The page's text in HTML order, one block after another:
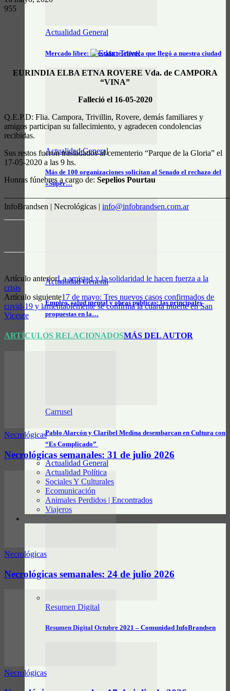
Actualidad General
Mercado libre: la estafa telefónica que llegó a nuestra ciudad
Actualidad General
Más de 100 organizaciones solicitan al Senado el rechazo del
«Súper…
Actualidad General
Empleo, salud mental y obras públicas: las principales
propuestas en la…
Carrusel
Pablo Alarcón y Claribel Medina desembarcan en Cultura con
“Es Complicado”
Actualidad General
Actualidad Política
Sociales Y Culturales
Ecomunicación
Animales Perdidos | Encontrados
Viajeros
Resumen Digital
Resumen Digital Octubre 2021 – Comunidad InfoBrandsen
955
EURINDIA ELBA ETNA ROVERE Vda. de CAMPORA
“VINA”
Falleció el 16-05-2020
Q.E.P.D: Flia. Campora, Trivillin, Rovere, demás familiares y
amigos participan su fallecimiento, y agradecen condolencias
recibidas.
Sus restos fueron trasladados al cementerio “Parque de la Gloria” el
17-05-2020 a las 9 hs.
Honras fúnebres a cargo de: Sepelios Pourtau
InfoBrandsen | Necrológicas | info@infobrandsen.com.ar
Artículo anteriorLa amistad y la solidaridad le hacen fuerza a la
crisis
Artículo siguiente17 de mayo: Tres nuevos casos confirmados de
covid-19 y lamentablemente se confirma la cuarta muerte en San
Vicente
ARTÍCULOS RELACIONADOSMÁS DEL AUTOR
Necrológicas
Necrológicas semanales: 31 de julio 2026
Necrológicas
Necrológicas semanales: 24 de julio 2026
Necrológicas